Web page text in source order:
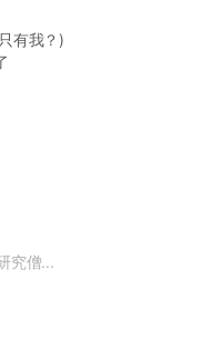
有我？)
究僧...